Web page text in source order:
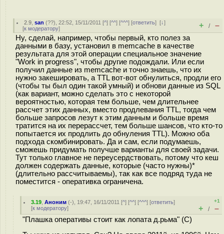
2.9 ,san (??), 22:52, 15/11/2011 [^] [^^] [^^^] [ответить][↓]
[к модератору] + / –
Ну, сделай, например, чтобы первый, кто полез за
данными в базу, установил в memcache в качестве
результата для этой операции специальное значение
"Work in progress", чтобы другие подождали. Или если
получил данные из memcache и точно знаешь, что их
нужно закешировать, а TTL вот-вот обнулиться, продли его
(чтобы ты был один такой умный) и обнови данные из SQL
(как вариант, можно сделать это с некоторой
вероятностью, которая тем больше, чем длительнее
рассчет этих данных, вместо продлевания TTL, тогда чем
больше запросов лезут к этим данным и больше время
тратится на их перерассчет, тем больше шансов, что кто-то
попытается их продлить до обнуления TTL). Можно оба
подхода скомбинировать. Да и сам, если подумаешь,
сможешь придумать получше варианты для своей задачи.
Тут только главное не переусердствовать, потому что кеш
должен содержать данные, которые (часто нужны)*
(длительно рассчитываемы), так как все подряд туда не
поместится - оперативка ограничена.
3.19 ,Аноним (-), 19:47, 16/11/2011 [^] [^^] [^^^] [ответить]
[к модератору]
+1
+ / –
"Плашка оперативы стоит как лопата д.рьма" (С)